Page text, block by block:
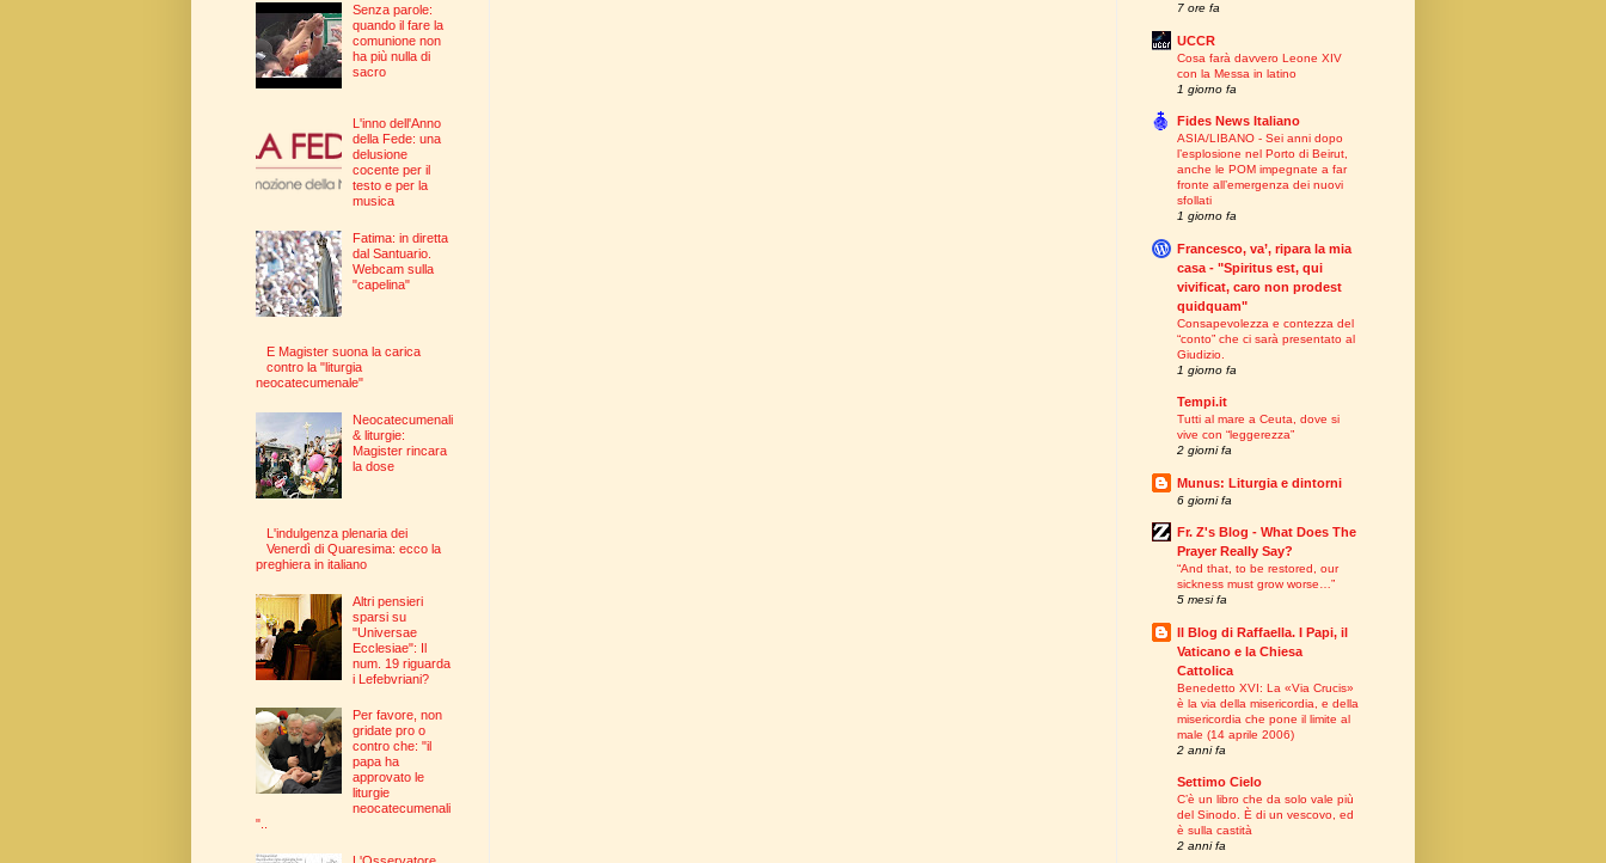
Senza parole:
quando il fare la
comunione non
ha più nulla di
sacro
L'inno dell'Anno
della Fede: una
delusione
cocente per il
testo e per la
musica
Fatima: in diretta
dal Santuario.
Webcam sulla
"capelina"
E Magister suona la carica
contro la "liturgia
neocatecumenale"
Neocatecumenali
& liturgie:
Magister rincara
la dose
L'indulgenza plenaria dei
Venerdì di Quaresima: ecco la
preghiera in italiano
Altri pensieri
sparsi su
"Universae
Ecclesiae": Il
num. 19 riguarda
i Lefebvriani?
Per favore, non
gridate pro o
contro che: "il
papa ha
approvato le
liturgie
neocatecumenali
"..
7 ore fa
UCCR
Cosa farà davvero Leone XIV
con la Messa in latino
1 giorno fa
Fides News Italiano
ASIA/LIBANO - Sei anni dopo
l’esplosione nel Porto di Beirut,
anche le POM impegnate a far
fronte all’emergenza dei nuovi
sfollati
1 giorno fa
Francesco, va’, ripara la mia
casa - "Spiritus est, qui
vivificat, caro non prodest
quidquam"
Consapevolezza e contezza del
“conto” che ci sarà presentato al
Giudizio.
1 giorno fa
Tempi.it
Tutti al mare a Ceuta, dove si
vive con “leggerezza”
2 giorni fa
Munus: Liturgia e dintorni
6 giorni fa
Fr. Z's Blog - What Does The
Prayer Really Say?
“And that, to be restored, our
sickness must grow worse…”
5 mesi fa
Il Blog di Raffaella. I Papi, il
Vaticano e la Chiesa
Cattolica
Benedetto XVI: La «Via Crucis»
è la via della misericordia, e della
misericordia che pone il limite al
male (14 aprile 2006)
2 anni fa
Settimo Cielo
C’è un libro che da solo vale più
del Sinodo. È di un vescovo, ed
è sulla castità
2 anni fa